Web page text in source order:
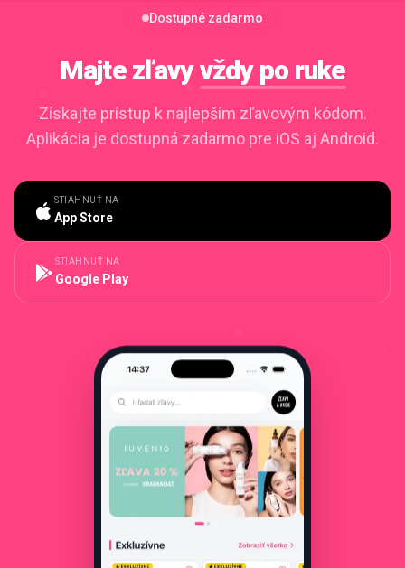
Dostupné zadarmo
Majte zľavyvždy po ruke
Získajte prístup k najlepším zľavovým kódom.
Aplikácia je dostupná zadarmo pre iOS aj Android.
STIAHNUŤ NA
App Store
STIAHNUŤ NA
Google Play